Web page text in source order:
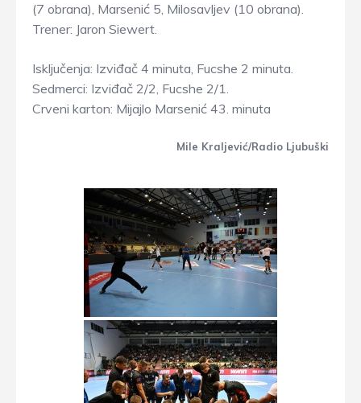
(7 obrana), Marsenić 5, Milosavljev (10 obrana).
Trener: Jaron Siewert.
Isključenja: Izviđač 4 minuta, Fucshe 2 minuta.
Sedmerci: Izviđač 2/2, Fucshe 2/1.
Crveni karton: Mijajlo Marsenić 43. minuta
Mile Kraljević/Radio Ljubuški